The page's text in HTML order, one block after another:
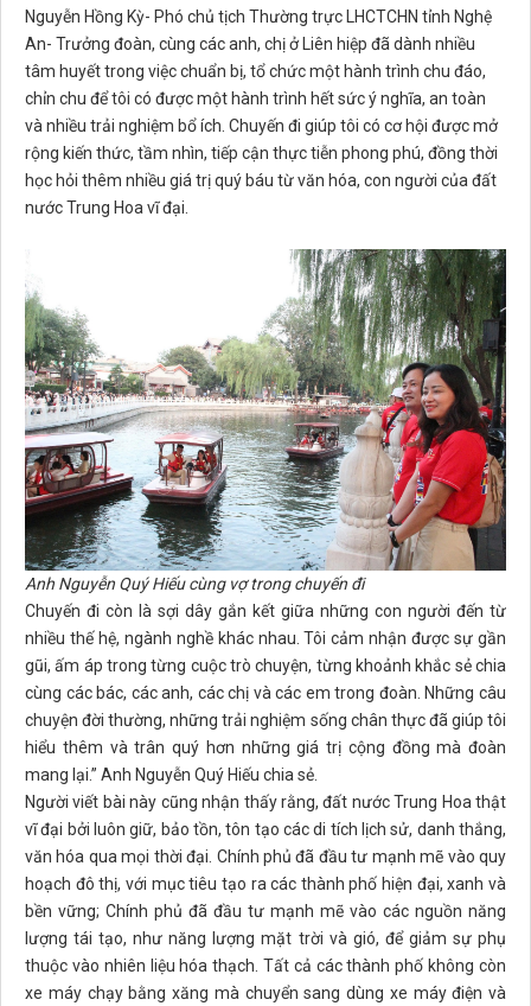
Nguyễn Hồng Kỳ- Phó chủ tịch Thường trực LHCTCHN tỉnh Nghệ
An- Trưởng đoàn, cùng các anh, chị ở Liên hiệp đã dành nhiều
tâm huyết trong việc chuẩn bị, tổ chức một hành trình chu đáo,
chỉn chu để tôi có được một hành trình hết sức ý nghĩa, an toàn
và nhiều trải nghiệm bổ ích. Chuyến đi giúp tôi có cơ hội được mở
rộng kiến thức, tầm nhìn, tiếp cận thực tiễn phong phú, đồng thời
học hỏi thêm nhiều giá trị quý báu từ văn hóa, con người của đất
nước Trung Hoa vĩ đại.
Anh Nguyễn Quý Hiếu cùng vợ trong chuyến đi
Chuyến đi còn là sợi dây gắn kết giữa những con người đến từ
nhiều thế hệ, ngành nghề khác nhau. Tôi cảm nhận được sự gần
gũi, ấm áp trong từng cuộc trò chuyện, từng khoảnh khắc sẻ chia
cùng các bác, các anh, các chị và các em trong đoàn. Những câu
chuyện đời thường, những trải nghiệm sống chân thực đã giúp tôi
hiểu thêm và trân quý hơn những giá trị cộng đồng mà đoàn
mang lại.” Anh Nguyễn Quý Hiếu chia sẻ.
Người viết bài này cũng nhận thấy rằng, đất nước Trung Hoa thật
vĩ đại bởi luôn giữ, bảo tồn, tôn tạo các di tích lịch sử, danh thắng,
văn hóa qua mọi thời đại. Chính phủ đã đầu tư mạnh mẽ vào quy
hoạch đô thị, với mục tiêu tạo ra các thành phố hiện đại, xanh và
bền vững; Chính phủ đã đầu tư mạnh mẽ vào các nguồn năng
lượng tái tạo, như năng lượng mặt trời và gió, để giảm sự phụ
thuộc vào nhiên liệu hóa thạch. Tất cả các thành phố không còn
xe máy chạy bằng xăng mà chuyển sang dùng xe máy điện và